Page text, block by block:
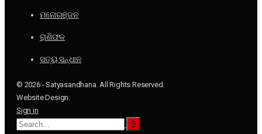
ମନୋରଞ୍ଜନ
ରାଶିଫଳ
ସତ୍ୟ ସନ୍ଧାନ
© 2026 - Satyasandhana. All Rights Reserved.
Website Design:
Sign in